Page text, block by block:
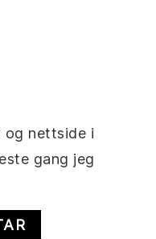
og nettside i
gang jeg